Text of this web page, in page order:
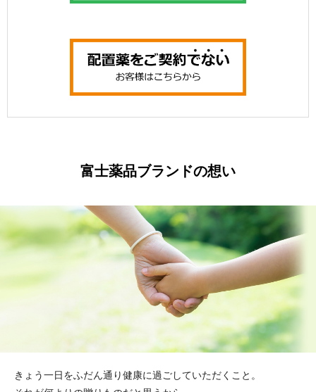
富士薬品ブランドの想い
きょう一日をふだん通り健康に過ごしていただくこと。